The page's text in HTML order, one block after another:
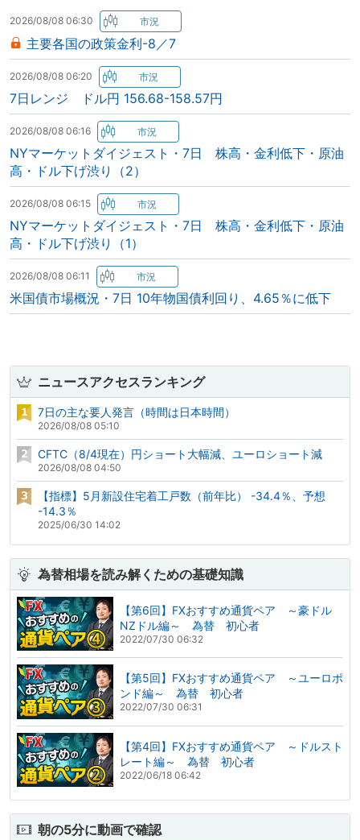
2026/08/08 06:30
主要各国の政策金利-8／7
2026/08/08 06:20
7日レンジ ドル円 156.68-158.57円
2026/08/08 06:16
NYマーケットダイジェスト・7日 株高・金利低下・原油
高・ドル下げ渋り（2）
2026/08/08 06:15
NYマーケットダイジェスト・7日 株高・金利低下・原油
高・ドル下げ渋り（1）
2026/08/08 06:11
米国債市場概況・7日 10年物国債利回り、4.65％に低下
ニュースアクセスランキング
7日の主な要人発言（時間は日本時間）
2026/08/08 05:10
CFTC（8/4現在）円ショート大幅減、ユーロショート減
2026/08/08 04:50
【指標】5月新設住宅着工戸数（前年比） -34.4％、予想
-14.3％
2025/06/30 14:02
為替相場を読み解くための基礎知識
【第6回】FXおすすめ通貨ペア ～豪ドル
NZドル編～ 為替 初心者
2022/07/30 06:32
【第5回】FXおすすめ通貨ペア ～ユーロポ
ンド編～ 為替 初心者
2022/07/30 06:31
【第4回】FXおすすめ通貨ペア ～ドルスト
レート編～ 為替 初心者
2022/06/18 06:42
朝の5分に動画で確認